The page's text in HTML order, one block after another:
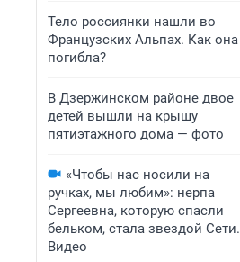
Тело россиянки нашли во
Французских Альпах. Как она
погибла?
В Дзержинском районе двое
детей вышли на крышу
пятиэтажного дома — фото
«Чтобы нас носили на
ручках, мы любим»: нерпа
Сергеевна, которую спасли
бельком, стала звездой Сети.
Видео